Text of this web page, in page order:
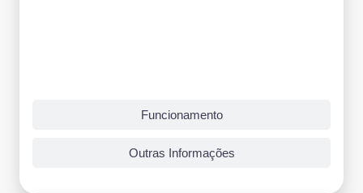
Funcionamento
Outras Informações